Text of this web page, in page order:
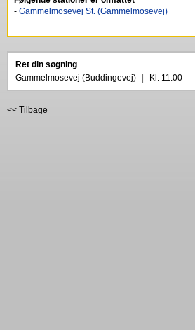
- Gammelmosevej St. (Gammelmosevej)
Ret din søgning
Gammelmosevej (Buddingevej)
Kl. 11:00
<< Tilbage